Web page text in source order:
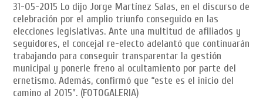
31-05-2015 Lo dijo Jorge Martínez Salas, en el discurso de
celebración por el amplio triunfo conseguido en las
elecciones legislativas. Ante una multitud de afiliados y
seguidores, el concejal re-electo adelantó que continuarán
trabajando para conseguir transparentar la gestión
municipal y ponerle freno al ocultamiento por parte del
ernetismo. Además, confirmó que “este es el inicio del
camino al 2015”. (FOTOGALERIA)